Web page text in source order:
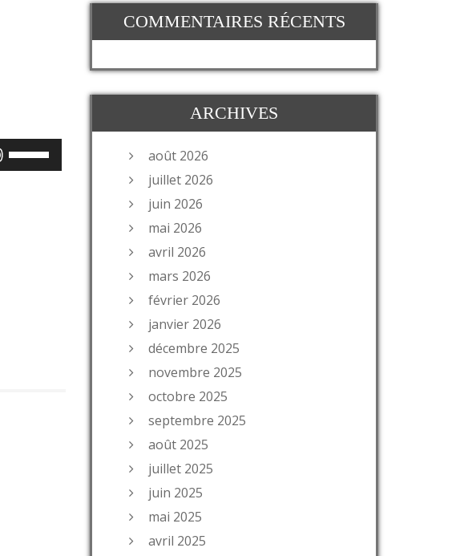
les
COMMENTAIRES RÉCENTS
ARCHIVES
août 2026
juillet 2026
juin 2026
mai 2026
avril 2026
mars 2026
février 2026
janvier 2026
décembre 2025
novembre 2025
octobre 2025
septembre 2025
août 2025
juillet 2025
juin 2025
mai 2025
avril 2025